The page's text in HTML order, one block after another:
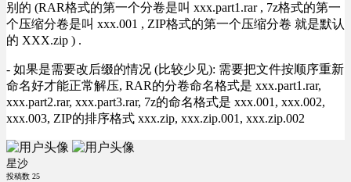
别的 (RAR格式的第一个分卷是叫 xxx.part1.rar , 7z格式的第一
个压缩分卷是叫 xxx.001 , ZIP格式的第一个压缩分卷 就是默认
的 XXX.zip ) .
- 如果是需要改后缀的情况 (比较少见): 需要把文件按顺序重新
命名好才能正常解压, RAR的分卷命名格式是 xxx.part1.rar,
xxx.part2.rar, xxx.part3.rar, 7z的命名格式是 xxx.001, xxx.002,
xxx.003, ZIP的排序格式 xxx.zip, xxx.zip.001, xxx.zip.002
星沙
投稿数 25